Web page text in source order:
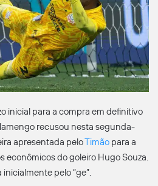
inicial para a compra em definitivo
recusou nesta segunda-
apresentada peloTimão para a
econômicos do goleiro Hugo Souza.
pelo “ge”.